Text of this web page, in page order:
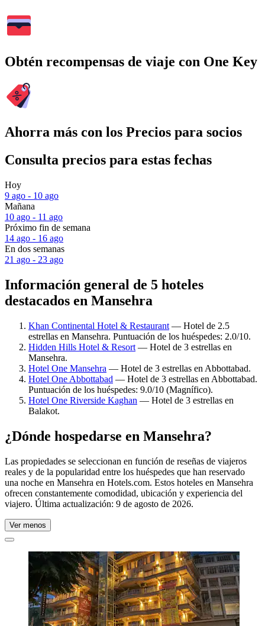
Obtén recompensas de viaje con One Key
Ahorra más con los Precios para socios
Consulta precios para estas fechas
Hoy
9 ago - 10 ago
Mañana
10 ago - 11 ago
Próximo fin de semana
14 ago - 16 ago
En dos semanas
21 ago - 23 ago
Información general de 5 hoteles
destacados en Mansehra
Khan Continental Hotel & Restaurant — Hotel de 2.5
estrellas en Mansehra. Puntuación de los huéspedes: 2.0/10.
Hidden Hills Hotel & Resort — Hotel de 3 estrellas en
Mansehra.
Hotel One Mansehra — Hotel de 3 estrellas en Abbottabad.
Hotel One Abbottabad — Hotel de 3 estrellas en Abbottabad.
Puntuación de los huéspedes: 9.0/10 (Magnífico).
Hotel One Riverside Kaghan — Hotel de 3 estrellas en
Balakot.
¿Dónde hospedarse en Mansehra?
Las propiedades se seleccionan en función de reseñas de viajeros
reales y de la popularidad entre los huéspedes que han reservado
una noche en Mansehra en Hotels.com. Estos hoteles en Mansehra
ofrecen constantemente comodidad, ubicación y experiencia del
viajero. Última actualización: 9 de agosto de 2026.
Ver menos